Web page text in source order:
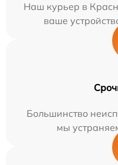
Наш курьер в
ваше
Большинство
мы